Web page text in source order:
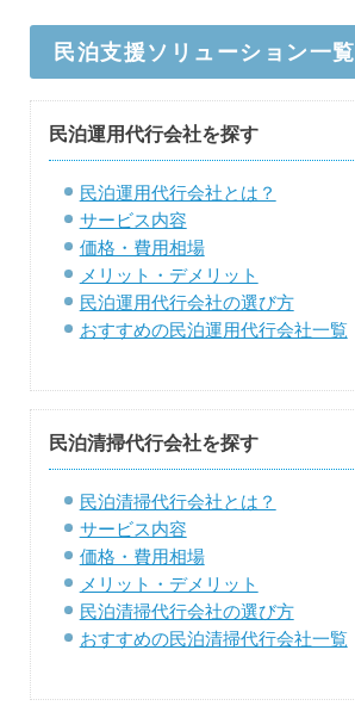
民泊支援ソリューション一覧
民泊運用代行会社を探す
民泊運用代行会社とは？
サービス内容
価格・費用相場
メリット・デメリット
民泊運用代行会社の選び方
おすすめの民泊運用代行会社一覧
民泊清掃代行会社を探す
民泊清掃代行会社とは？
サービス内容
価格・費用相場
メリット・デメリット
民泊清掃代行会社の選び方
おすすめの民泊清掃代行会社一覧